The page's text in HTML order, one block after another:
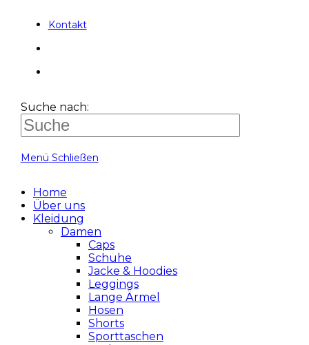
Kontakt
Suche nach:
Menü Schließen
Home
Über uns
Kleidung
Damen
Caps
Schuhe
Jacke & Hoodies
Leggings
Lange Ärmel
Hosen
Shorts
Sporttaschen